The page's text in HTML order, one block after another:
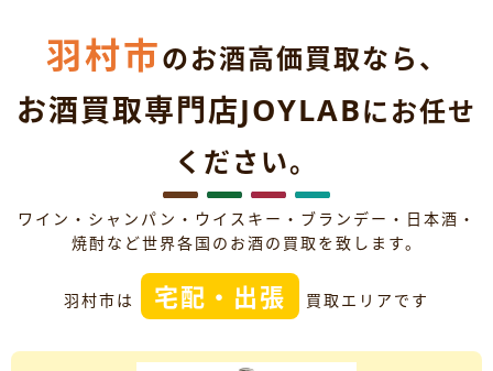
羽村市のお酒高価買取なら、
お酒買取専門店JOYLABにお任せ
ください。
ワイン・シャンパン・ウイスキー・ブランデー・日本酒・
焼酎など世界各国のお酒の買取を致します。
羽村市は 宅配・出張 買取エリアです